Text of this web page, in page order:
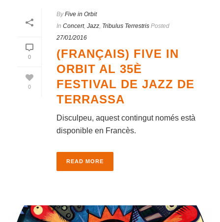
0
0
ByFive in Orbit
In Concert, Jazz Tribulus Terrestris Posted
27/01/2016
(FRANÇAIS) FIVE IN
ORBIT AL 35È
FESTIVAL DE JAZZ DE
TERRASSA
Disculpeu, aquest contingut només està
disponible en Francès.
READ MORE